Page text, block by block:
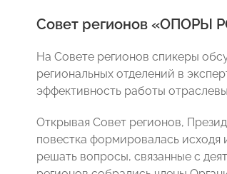
Совет регионов «ОПОРЫ
На Совете регионов спикеры
региональных отделений в
эффективность работы
Открывая Совет регионов,
повестка формировалась исходя
решать вопросы, связанные с